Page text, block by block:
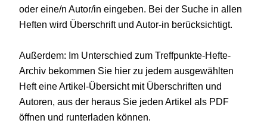
oder eine/n Autor/in eingeben. Bei der Suche in allen
Heften wird Überschrift und Autor-in berücksichtigt.
Außerdem: Im Unterschied zum Treffpunkte-Hefte-
Archiv bekommen Sie hier zu jedem ausgewählten
Heft eine Artikel-Übersicht mit Überschriften und
Autoren, aus der heraus Sie jeden Artikel als PDF
öffnen und runterladen können.